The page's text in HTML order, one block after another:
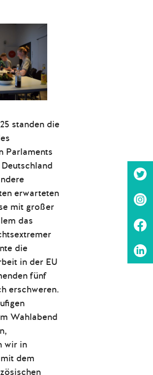
standen die
Parlaments
erwarteten
mit großer
das
die
in der EU
fünf
erschweren.
Wahlabend
wir in
dem